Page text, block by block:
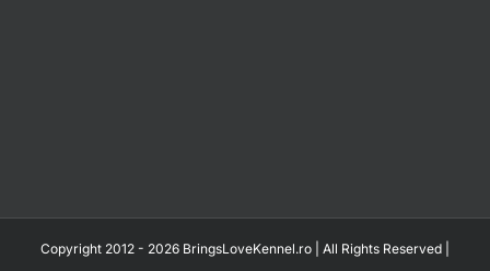
Copyright 2012 - 2026 BringsLoveKennel.ro | All Rights Reserved |